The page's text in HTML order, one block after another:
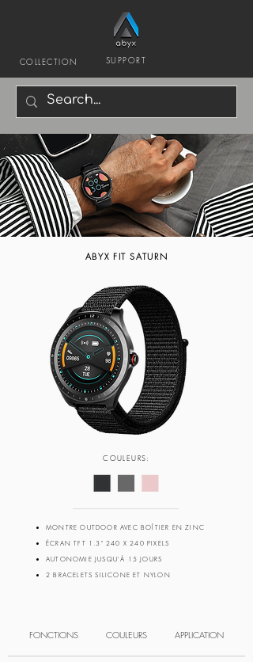
COLLECTION SUPPORT
ABYX FIT SATURN
COULEURS:
MONTRE OUTDOOR AVEC BOÎTIER EN ZINC
ÉCRAN TFT 1.3" 240 X 240 PIXELS
AUTONOMIE JUSQU'À 15 JOURS
2 BRACELETS SILICONE ET NYLON
FONCTIONS COULEURS APPLICATION